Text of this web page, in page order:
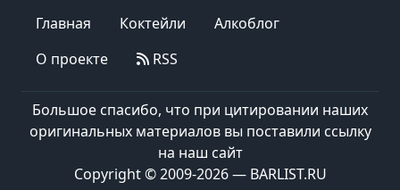
Главная Коктейли
Алкоблог
О проекте
RSS
Большое спасибо, что при цитировании наших
оригинальных материалов вы поставили ссылку
на наш сайт
Copyright © 2009-2026 — BARLIST.RU